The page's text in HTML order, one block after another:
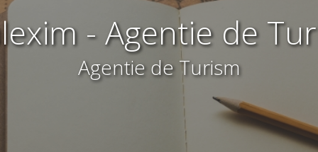
- Agentie de
Agentie de Turism